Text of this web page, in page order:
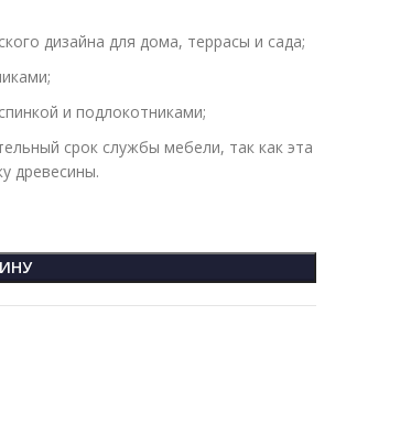
дизайна для дома, террасы и сада;
и подлокотниками;
срок службы мебели, так как эта
древесины.